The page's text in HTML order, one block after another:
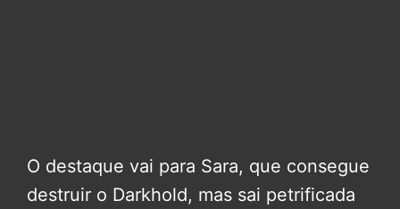
O destaque vai para Sara, que consegue
destruir o Darkhold, mas sai petrificada